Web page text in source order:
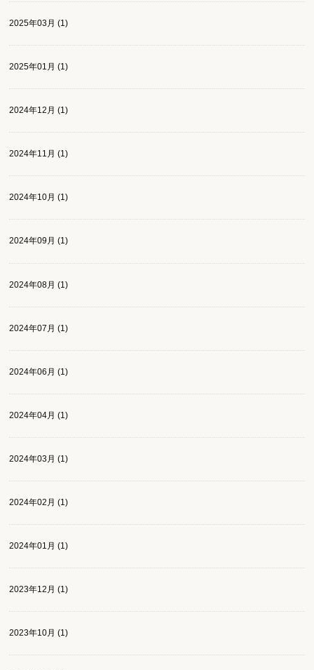
2025年03月 (1)
2025年01月 (1)
2024年12月 (1)
2024年11月 (1)
2024年10月 (1)
2024年09月 (1)
2024年08月 (1)
2024年07月 (1)
2024年06月 (1)
2024年04月 (1)
2024年03月 (1)
2024年02月 (1)
2024年01月 (1)
2023年12月 (1)
2023年10月 (1)